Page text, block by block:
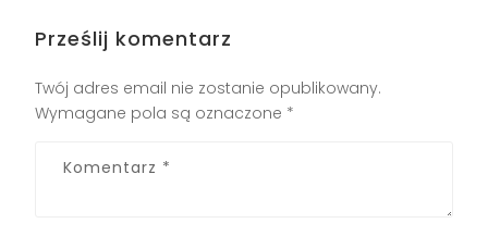
Prześlij komentarz
Twój adres email nie zostanie opublikowany.
Wymagane pola są oznaczone *